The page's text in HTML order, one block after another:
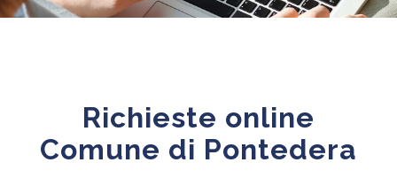
Richieste online
Comune di Pontedera